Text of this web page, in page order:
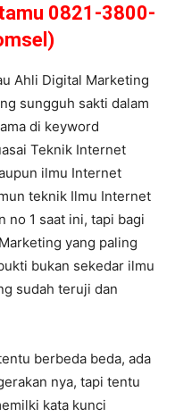
0821-3800-
Ahli Digital Marketing
sungguh sakti dalam
di keyword
Teknik Internet
ilmu Internet
teknik Ilmu Internet
no 1 saat ini, tapi bagi
yang paling
bukan sekedar ilmu
sudah teruji dan
berbeda beda, ada
nya, tapi tentu
kata kunci